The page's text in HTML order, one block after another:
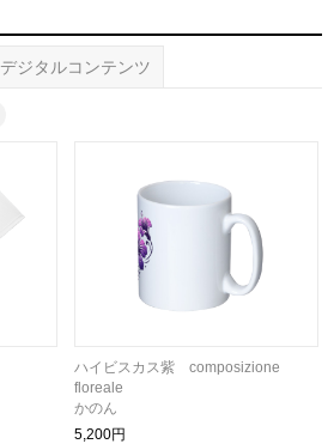
デジタルコンテンツ
ハイビスカス紫 composizione
floreale
かのん
5,200円